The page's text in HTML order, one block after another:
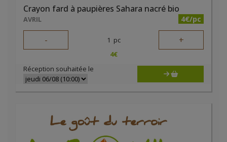
Crayon fard à paupières Sahara nacré bio
AVRIL 4€/pc
- 1 pc +
4€
Réception souhaitée le